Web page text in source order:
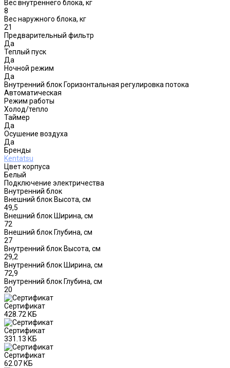
Вес внутреннего блока, кг
8
Вес наружного блока, кг
21
Предварительный фильтр
Да
Теплый пуск
Да
Ночной режим
Да
Внутренний блок Горизонтальная регулировка потока
Автоматическая
Режим работы
Холод/тепло
Таймер
Да
Осушение воздуха
Да
Бренды
Kentatsu
Цвет корпуса
Белый
Подключение электричества
Внутренний блок
Внешний блок Высота, см
49,5
Внешний блок Ширина, см
72
Внешний блок Глубина, см
27
Внутренний блок Высота, см
29,2
Внутренний блок Ширина, см
72,9
Внутренний блок Глубина, см
20
Сертификат
428.72 КБ
Сертификат
331.13 КБ
Сертификат
62.07 КБ